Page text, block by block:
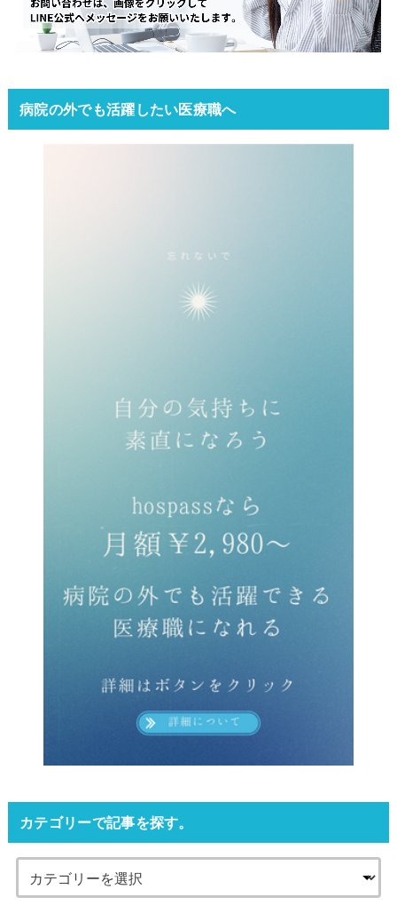
病院の外でも活躍したい医療職へ
カテゴリーで記事を探す。